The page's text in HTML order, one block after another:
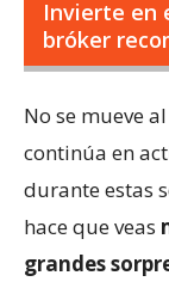
Invierte en
bróker
No se mueve
continúa en
durante estas
hace que veas
grandes